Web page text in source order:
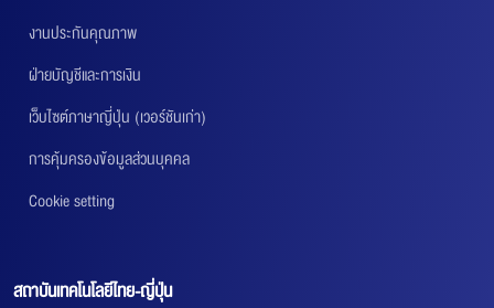
งานประกันคุณภาพ
ฝ่ายบัญชีและการเงิน
เว็บไซต์ภาษาญี่ปุ่น (เวอร์ชันเก่า)
การคุ้มครองข้อมูลส่วนบุคคล
Cookie setting
สถาบันเทคโนโลยีไทย-ญี่ปุ่น